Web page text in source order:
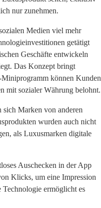
nur zunehmen.
Medien viel mehr
getätigt
Geschäfte entwickeln
Das Konzept bringt
Miniprogramm können Kunden
mit sozialer Währung belohnt.
Marken von anderen
wurden auch nicht
als Luxusmarken digitale
Auschecken in der App
Klicks, um eine Impression
ermöglicht es